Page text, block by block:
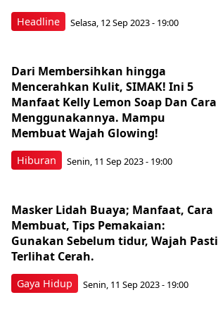
Headline Selasa, 12 Sep 2023 - 19:00
Hiburan
Dari Membersihkan hingga
Mencerahkan Kulit, SIMAK! Ini 5
Manfaat Kelly Lemon Soap Dan Cara
Menggunakannya. Mampu
Membuat Wajah Glowing!
Senin, 11 Sep 2023 - 19:00
Gaya Hidup
Masker Lidah Buaya; Manfaat, Cara
Membuat, Tips Pemakaian:
Gunakan Sebelum tidur, Wajah Pasti
Terlihat Cerah.
Senin, 11 Sep 2023 - 19:00